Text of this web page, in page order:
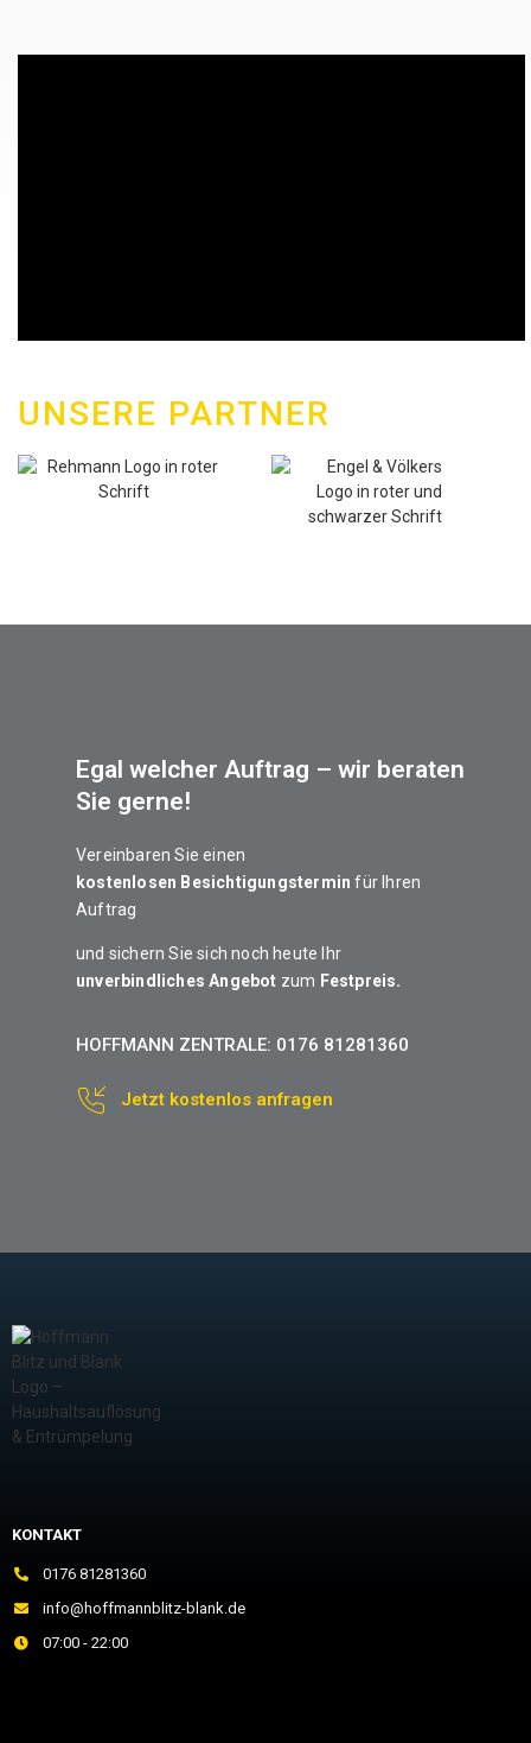
UNSERE PARTNER
Egal welcher Auftrag – wir beraten
Sie gerne!
Vereinbaren Sie einen
kostenlosen Besichtigungsterminfür Ihren
Auftrag
und sichern Sie sichnoch heute Ihr
unverbindliches Angebot zum Festpreis.
HOFFMANN ZENTRALE: 0176 81281360
Jetzt kostenlos anfragen
KONTAKT
0176 81281360
info@hoffmannblitz-blank.de
07:00 - 22:00